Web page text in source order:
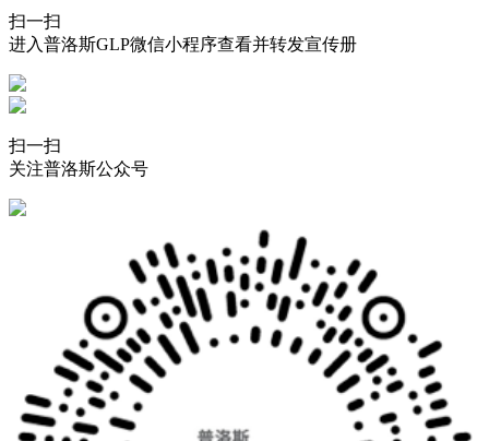
扫一扫
进入普洛斯GLP微信小程序查看并转发宣传册
扫一扫
关注普洛斯公众号